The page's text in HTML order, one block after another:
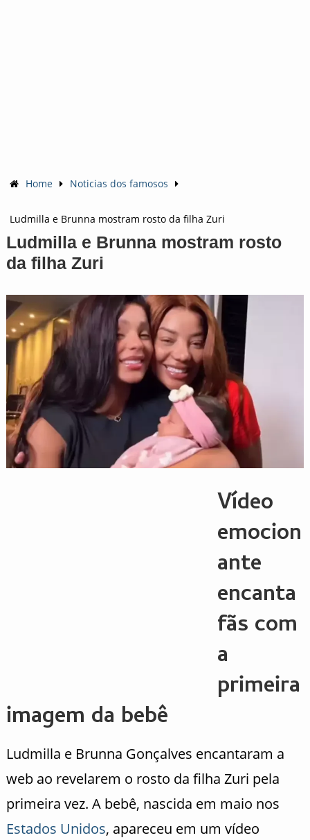
Home Noticias dos famosos
Ludmilla e Brunna mostram rosto da filha Zuri
Ludmilla e Brunna mostram rosto
da filha Zuri
Vídeo
emocion
ante
encanta
fãs com
a
primeira
imagem da bebê
Ludmilla e Brunna Gonçalves encantaram a
web ao revelarem o rosto da filha Zuri pela
primeira vez. A bebê, nascida em maio nos
Estados Unidos, apareceu em um vídeo